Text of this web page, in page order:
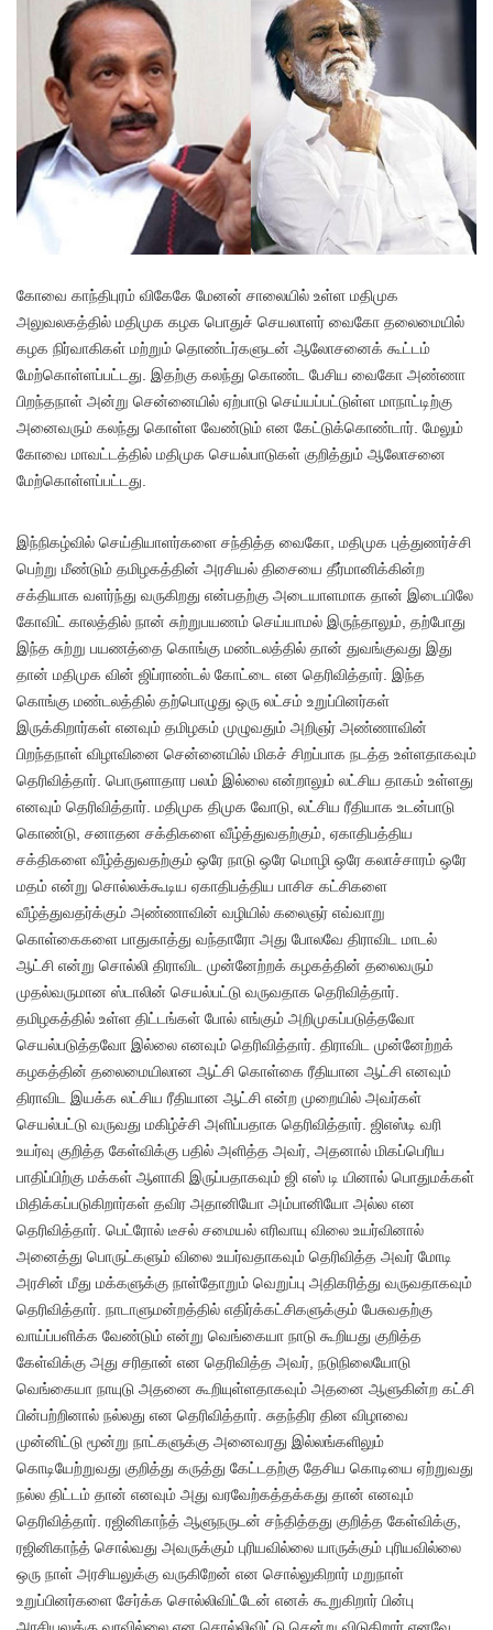
கோவை காந்திபுரம் விகேகே மேனன் சாலையில் உள்ள மதிமுக
அலுவலகத்தில் மதிமுக கழக பொதுச் செயலாளர் வைகோ தலைமையில்
கழக நிர்வாகிகள் மற்றும் தொண்டர்களுடன் ஆலோசனைக் கூட்டம்
மேற்கொள்ளப்பட்டது. இதற்கு கலந்து கொண்ட பேசிய வைகோ அண்ணா
பிறந்தநாள் அன்று சென்னையில் ஏற்பாடு செய்யப்பட்டுள்ள மாநாட்டிற்கு
அனைவரும் கலந்து கொள்ள வேண்டும் என கேட்டுக்கொண்டார். மேலும்
கோவை மாவட்டத்தில் மதிமுக செயல்பாடுகள் குறித்தும் ஆலோசனை
மேற்கொள்ளப்பட்டது.
இந்நிகழ்வில் செய்தியாளர்களை சந்தித்த வைகோ, மதிமுக புத்துணர்ச்சி
பெற்று மீண்டும் தமிழகத்தின் அரசியல் திசையை தீர்மானிக்கின்ற
சக்தியாக வளர்ந்து வருகிறது என்பதற்கு அடையாளமாக தான் இடையிலே
கோவிட் காலத்தில் நான் சுற்றுபயணம் செய்யாமல் இருந்தாலும், தற்போது
இந்த சுற்று பயணத்தை கொங்கு மண்டலத்தில் தான் துவங்குவது இது
தான் மதிமுக வின் ஜிப்ராண்டல் கோட்டை என தெரிவித்தார். இந்த
கொங்கு மண்டலத்தில் தற்பொழுது ஒரு லட்சம் உறுப்பினர்கள்
இருக்கிறார்கள் எனவும் தமிழகம் முழுவதும் அறிஞர் அண்ணாவின்
பிறந்தநாள் விழாவினை சென்னையில் மிகச் சிறப்பாக நடத்த உள்ளதாகவும்
தெரிவித்தார். பொருளாதார பலம் இல்லை என்றாலும் லட்சிய தாகம் உள்ளது
எனவும் தெரிவித்தார். மதிமுக திமுக வோடு, லட்சிய ரீதியாக உடன்பாடு
கொண்டு, சனாதன சக்திகளை வீழ்த்துவதற்கும், ஏகாதிபத்திய
சக்திகளை வீழ்த்துவதற்கும் ஒரே நாடு ஒரே மொழி ஒரே கலாச்சாரம் ஒரே
மதம் என்று சொல்லக்கூடிய ஏகாதிபத்திய பாசிச கட்சிகளை
வீழ்த்துவதர்க்கும் அண்ணாவின் வழியில் கலைஞர் எவ்வாறு
கொள்கைகளை பாதுகாத்து வந்தாரோ அது போலவே திராவிட மாடல்
ஆட்சி என்று சொல்லி திராவிட முன்னேற்றக் கழகத்தின் தலைவரும்
முதல்வருமான ஸ்டாலின் செயல்பட்டு வருவதாக தெரிவித்தார்.
தமிழகத்தில் உள்ள திட்டங்கள் போல் எங்கும் அறிமுகப்படுத்தவோ
செயல்படுத்தவோ இல்லை எனவும் தெரிவித்தார். திராவிட முன்னேற்றக்
கழகத்தின் தலைமையிலான ஆட்சி கொள்கை ரீதியான ஆட்சி எனவும்
திராவிட இயக்க லட்சிய ரீதியான ஆட்சி என்ற முறையில் அவர்கள்
செயல்பட்டு வருவது மகிழ்ச்சி அளிப்பதாக தெரிவித்தார். ஜிஎஸ்டி வரி
உயர்வு குறித்த கேள்விக்கு பதில் அளித்த அவர், அதனால் மிகப்பெரிய
பாதிப்பிற்கு மக்கள் ஆளாகி இருப்பதாகவும் ஜி எஸ் டி யினால் பொதுமக்கள்
மிதிக்கப்படுகிறார்கள் தவிர அதானியோ அம்பானியோ அல்ல என
தெரிவித்தார். பெட்ரோல் டீசல் சமையல் எரிவாயு விலை உயர்வினால்
அனைத்து பொருட்களும் விலை உயர்வதாகவும் தெரிவித்த அவர் மோடி
அரசின் மீது மக்களுக்கு நாள்தோறும் வெறுப்பு அதிகரித்து வருவதாகவும்
தெரிவித்தார். நாடாளுமன்றத்தில் எதிர்க்கட்சிகளுக்கும் பேசுவதற்கு
வாய்ப்பளிக்க வேண்டும் என்று வெங்கையா நாடு கூறியது குறித்த
கேள்விக்கு அது சரிதான் என தெரிவித்த அவர், நடுநிலையோடு
வெங்கையா நாயுடு அதனை கூறியுள்ளதாகவும் அதனை ஆளுகின்ற கட்சி
பின்பற்றினால் நல்லது என தெரிவித்தார். சுதந்திர தின விழாவை
முன்னிட்டு மூன்று நாட்களுக்கு அனைவரது இல்லங்களிலும்
கொடியேற்றுவது குறித்து கருத்து கேட்டதற்கு தேசிய கொடியை ஏற்றுவது
நல்ல திட்டம் தான் எனவும் அது வரவேற்கத்தக்கது தான் எனவும்
தெரிவித்தார். ரஜினிகாந்த் ஆளுநருடன் சந்தித்தது குறித்த கேள்விக்கு,
ரஜினிகாந்த் சொல்வது அவருக்கும் புரியவில்லை யாருக்கும் புரியவில்லை
ஒரு நாள் அரசியலுக்கு வருகிறேன் என சொல்லுகிறார் மறுநாள்
உறுப்பினர்களை சேர்க்க சொல்லிவிட்டேன் எனக் கூறுகிறார் பின்பு